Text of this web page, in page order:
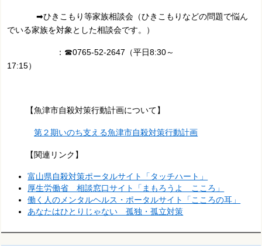
➡ひきこもり等家族相談会（ひきこもりなどの問題で悩ん
でいる家族を対象とした相談会です。）
：☎0765-52-2647（平日8:30～
17:15）
【魚津市自殺対策行動計画について】
第２期いのち支える魚津市自殺対策行動計画
【関連リンク】
富山県自殺対策ポータルサイト「タッチハート」
厚生労働省 相談窓口サイト「まもろうよ こころ」
働く人のメンタルヘルス・ポータルサイト「こころの耳」
あなたはひとりじゃない 孤独・孤立対策